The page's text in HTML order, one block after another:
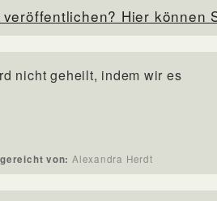
Hier können
nicht geheilt, indem wir es
von: Alexandra Herdt